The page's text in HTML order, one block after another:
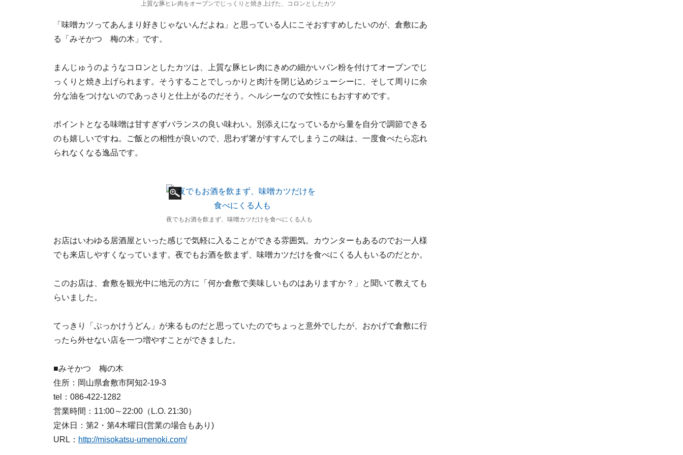
上質な豚ヒレ肉をオーブンでじっくりと焼き上げた、コロンとしたカツ
「味噌カツってあんまり好きじゃないんだよね」と思っている人にこそおすすめしたいのが、倉敷にあ
る「みそかつ 梅の木」です。
まんじゅうのようなコロンとしたカツは、上質な豚ヒレ肉にきめの細かいパン粉を付けてオーブンでじ
っくりと焼き上げられます。そうすることでしっかりと肉汁を閉じ込めジューシーに、そして周りに余
分な油をつけないのであっさりと仕上がるのだそう。ヘルシーなので女性にもおすすめです。
ポイントとなる味噌は甘すぎずバランスの良い味わい。別添えになっているから量を自分で調節できる
のも嬉しいですね。ご飯との相性が良いので、思わず箸がすすんでしまうこの味は、一度食べたら忘れ
られなくなる逸品です。
夜でもお酒を飲まず、味噌カツだけを食べにくる人も
お店はいわゆる居酒屋といった感じで気軽に入ることができる雰囲気。カウンターもあるのでお一人様
でも来店しやすくなっています。夜でもお酒を飲まず、味噌カツだけを食べにくる人もいるのだとか。
このお店は、倉敷を観光中に地元の方に「何か倉敷で美味しいものはありますか？」と聞いて教えても
らいました。
てっきり「ぶっかけうどん」が来るものだと思っていたのでちょっと意外でしたが、おかげで倉敷に行
ったら外せない店を一つ増やすことができました。
■みそかつ 梅の木
住所：岡山県倉敷市阿知2-19-3
tel：086-422-1282
営業時間：11:00～22:00（L.O. 21:30）
定休日：第2・第4木曜日(営業の場合もあり)
URL： http://misokatsu-umenoki.com/